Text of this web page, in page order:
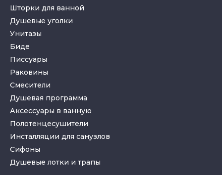
Шторки для ванной
Душевые уголки
Унитазы
Биде
Писсуары
Раковины
Смесители
Душевая программа
Аксессуары в ванную
Полотенцесушители
Инсталляции для санузлов
Cифоны
Душевые лотки и трапы